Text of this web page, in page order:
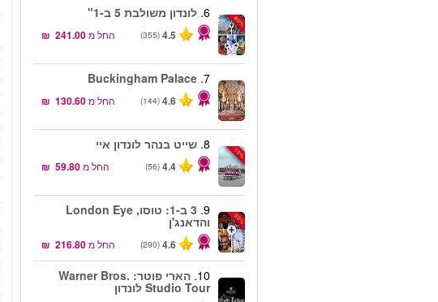
-60%
6. לונדון משולבת 5 ב-1"
4.5
(355) החל מ‏241.00 ‏ ₪
7.
Buckingham Palace
4.6
(144) החל מ‏130.60 ‏ ₪
-10%
8. שייט בנהר לונדון איי
4.4
(56) החל מ‏59.80 ‏ ₪
-30%
9. 3 ב-1: טוסו, London Eye
והדאנג'ן
4.6
(290) החל מ‏216.80 ‏ ₪
10. הארי פוטר: Warner Bros.
Studio Tour לונדון